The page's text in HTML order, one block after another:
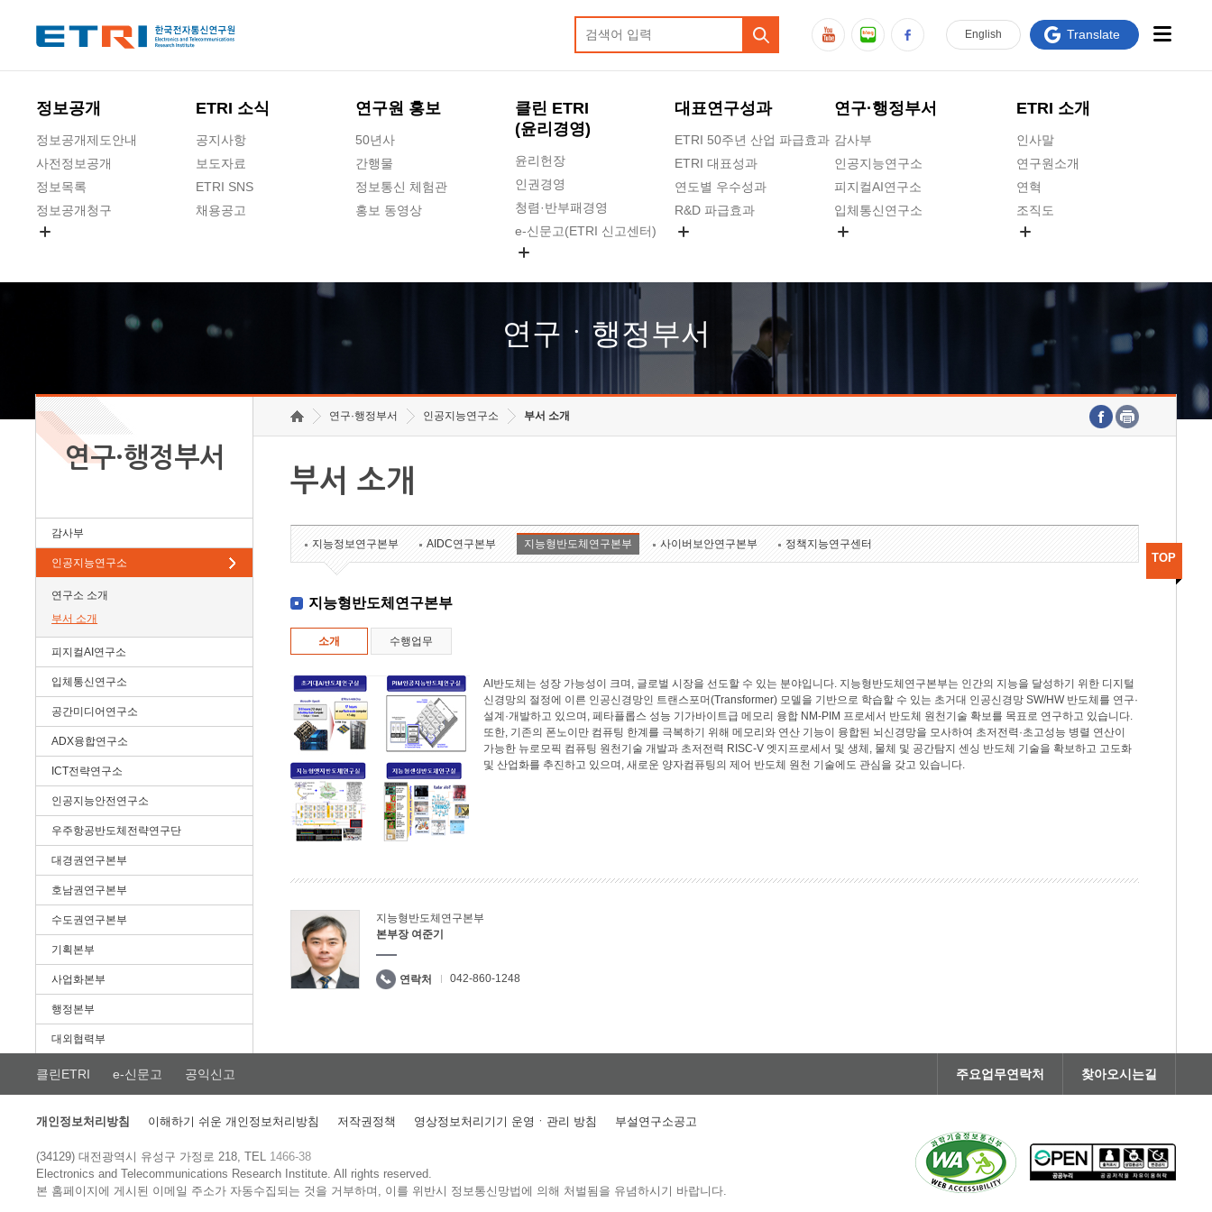
정보공개
정보공개제도안내
사전정보공개
정보목록
정보공개청구
ETRI 소식
공지사항
보도자료
ETRI SNS
채용공고
연구원 홍보
50년사
간행물
정보통신 체험관
홍보 동영상
클린 ETRI
(윤리경영)
윤리헌장
인권경영
청렴·반부패경영
e-신문고(ETRI 신고센터)
고객의소리
수의계약 현황
대표연구성과
ETRI 50주년 산업 파급효과
ETRI 대표성과
연도별 우수성과
R&D 파급효과
연구·행정부서
감사부
인공지능연구소
피지컬AI연구소
입체통신연구소
호남권연구본부
기획본부
ETRI 소개
인사말
연구원소개
연혁
조직도
연구원 고객헌장
주요업무연락처
English Translate
연구ㆍ행정부서
연구·행정부서
감사부
인공지능연구소
연구소 소개
부서 소개
피지컬AI연구소
입체통신연구소
공간미디어연구소
ADX융합연구소
ICT전략연구소
인공지능안전연구소
우주항공반도체전략연구단
대경권연구본부
호남권연구본부
수도권연구본부
기획본부
사업화본부
행정본부
대외협력부
연구·행정부서 인공지능연구소 부서 소개
부서 소개
지능정보연구본부 AIDC연구본부 지능형반도체연구본부 사이버보안연구본부 정책지능연구센터
지능형반도체연구본부
소개 수행업무
AI반도체는 성장 가능성이 크며, 글로벌 시장을 선도할 수 있는 분야입니다. 지능형반도체연구본부는 인간의 지능을 달성하기 위한 디지털
신경망의 절정에 이른 인공신경망인 트랜스포머(Transformer) 모델을 기반으로 학습할 수 있는 초거대 인공신경망 SW/HW 반도체를 연구·
설계·개발하고 있으며, 페타플롭스 성능 기가바이트급 메모리 융합 NM-PIM 프로세서 반도체 원천기술 확보를 목표로 연구하고 있습니다.
또한, 기존의 폰노이만 컴퓨팅 한계를 극복하기 위해 메모리와 연산 기능이 융합된 뇌신경망을 모사하여 초저전력·초고성능 병렬 연산이
가능한 뉴로모픽 컴퓨팅 원천기술 개발과 초저전력 RISC-V 엣지프로세서 및 생체, 물체 및 공간탐지 센싱 반도체 기술을 확보하고 고도화
및 산업화를 추진하고 있으며, 새로운 양자컴퓨팅의 제어 반도체 원천 기술에도 관심을 갖고 있습니다.
지능형반도체연구본부
본부장 여준기
연락처 042-860-1248
TOP
클린ETRI e-신문고 공익신고 주요업무연락처 찾아오시는길
개인정보처리방침 이해하기 쉬운 개인정보처리방침 저작권정책 영상정보처리기기 운영ㆍ관리 방침 부설연구소공고
(34129) 대전광역시 유성구 가정로 218, TEL 1466-38
Electronics and Telecommunications Research Institute.All rights reserved.
본 홈페이지에 게시된 이메일 주소가 자동수집되는 것을 거부하며, 이를 위반시 정보통신망법에 의해 처벌됨을 유념하시기 바랍니다.